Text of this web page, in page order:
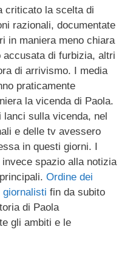
criticato la scelta di
razionali, documentate
in maniera meno chiara
accusata di furbizia, altri
di arrivismo. I media
praticamente
la vicenda di Paola.
lanci sulla vicenda, nel
e delle tv avessero
in questi giorni. I
spazio alla notizia
Ordine dei
giornalisti fin da subito
di Paola
gli ambiti e le